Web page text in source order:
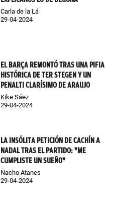
Carla de la Lá
29-04-2024
EL BARÇA REMONTÓ TRAS UNA PIFIA
HISTÓRICA DE TER STEGEN Y UN
PENALTI CLARÍSIMO DE ARAUJO
Kike Sáez
29-04-2024
LA INSÓLITA PETICIÓN DE CACHÍN A
NADAL TRAS EL PARTIDO: "ME
CUMPLISTE UN SUEÑO"
Nacho Atanes
29-04-2024